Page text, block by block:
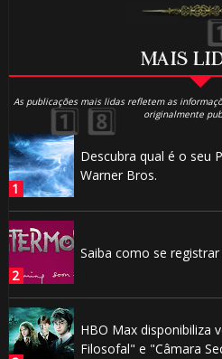
MAIS
As publicações mais lidas refletem as
originalmente
Descubra qual é o seu
Warner Bros.
Saiba como se
HBO Max disponibiliza
Filosofal" e "Câmara
🎈